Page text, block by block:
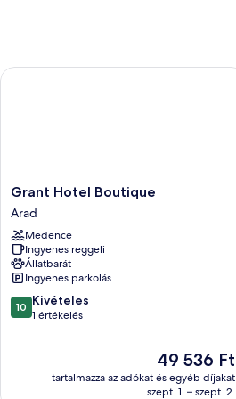
Grant
Hotel
Boutique
Arad
Grant Hotel Boutique
Arad
Medence
Ingyenes reggeli
Állatbarát
Ingyenes parkolás
10.0
ennyiből:
értékelés
10 Kivételes
1 értékelés
Az
ár
49 536 Ft
49 536 Ft
tartalmazza az adókat és egyéb díjakat
szept. 1. – szept. 2.
Grant Hotel Boutique